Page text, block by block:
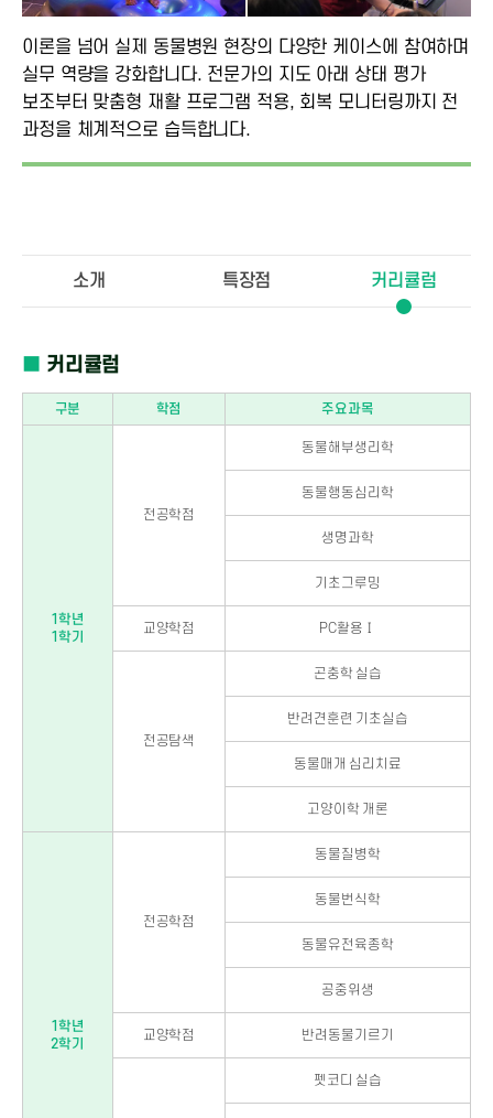
이론을 넘어 실제 동물병원 현장의 다양한 케이스에 참여하며
실무 역량을 강화합니다. 전문가의 지도 아래 상태 평가
보조부터 맞춤형 재활 프로그램 적용, 회복 모니터링까지 전
과정을 체계적으로 습득합니다.
소개 특장점 커리큘럼
■ 커리큘럼
구분 학점 주요과목
1학년
1학기
전공학점
동물해부생리학
동물행동심리학
생명과학
기초그루밍
교양학점 PC활용Ⅰ
전공탐색
곤충학 실습
반려견훈련 기초실습
동물매개 심리치료
고양이학 개론
1학년
2학기
전공학점
동물질병학
동물번식학
동물유전육종학
공중위생
교양학점 반려동물기르기
펫코디 실습